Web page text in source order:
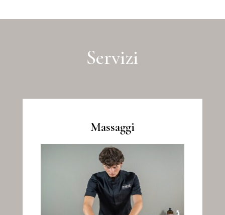
Servizi
Massaggi